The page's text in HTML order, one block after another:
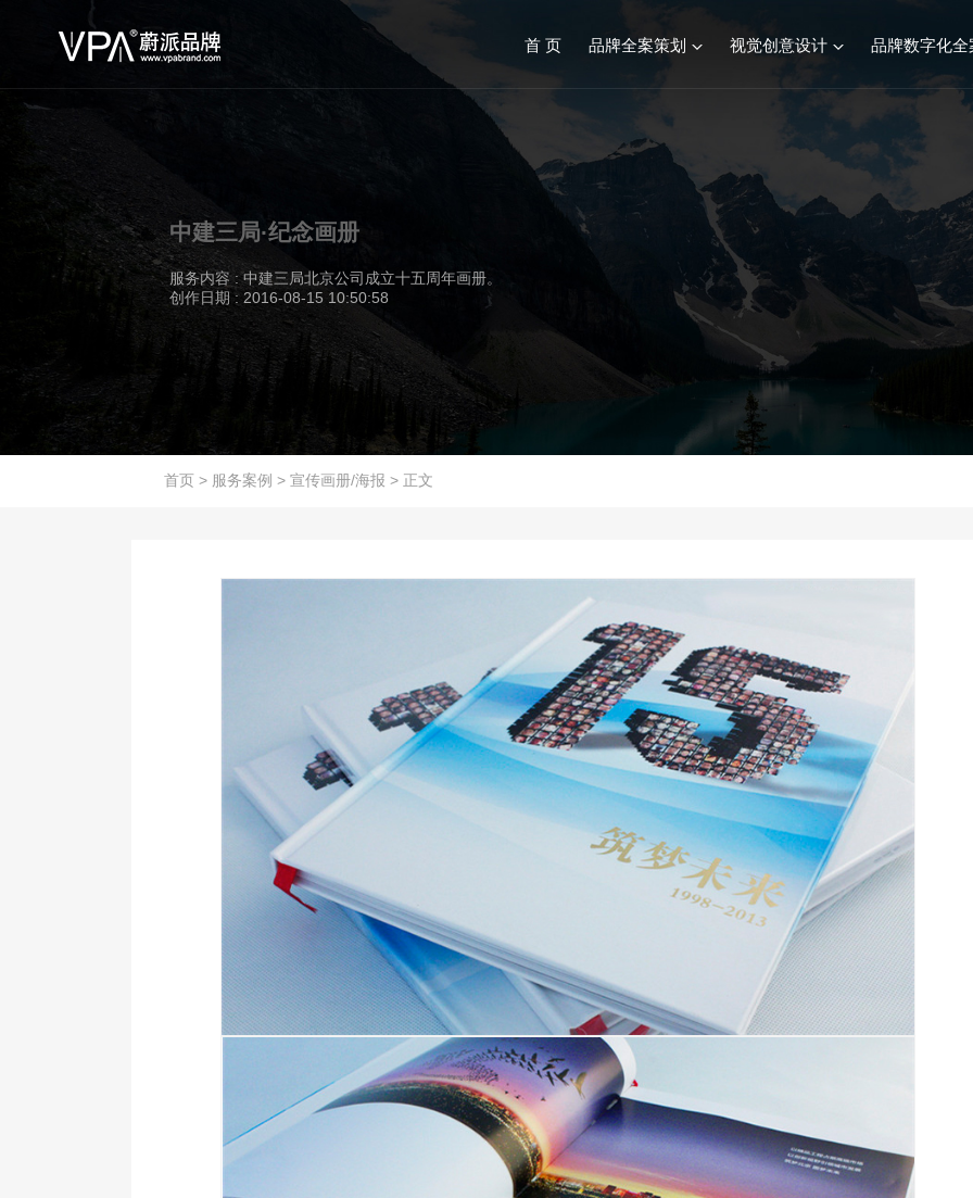
首 页 品牌全案策划
品牌全案服务综述
餐饮连锁品牌策划设计
化妆品品牌策划设计
建材行业品牌策划设计
食品生鲜品牌策划设计
康养文旅品牌策划设计
医疗行业品牌策划设计
视觉创意设计
视觉创意设计
产品包装设计
画册设计/宣传册
SI空间设计
品牌数字化
中建三局·纪念画册
服务内容 : 中建三局北京公司成立十五周年画册。
创作日期 : 2016-08-15 10:50:58
首页 > 服务案例 > 宣传画册/海报 > 正文